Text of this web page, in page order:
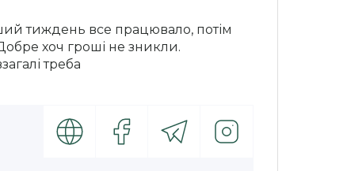
тиждень все працювало, потім
хоч гроші не зникли.
треба